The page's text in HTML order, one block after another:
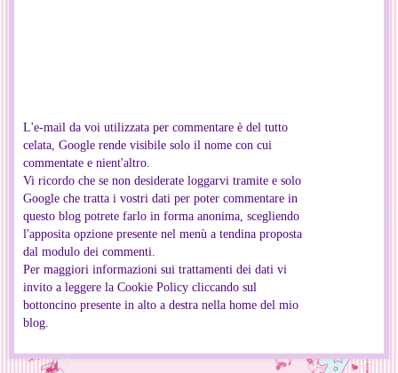
L'e-mail da voi utilizzata per commentare è del tutto
celata, Google rende visibile solo il nome con cui
commentate e nient'altro.
Vi ricordo che se non desiderate loggarvi tramite e solo
Google che tratta i vostri dati per poter commentare in
questo blog potrete farlo in forma anonima, scegliendo
l'apposita opzione presente nel menù a tendina proposta
dal modulo dei commenti.
Per maggiori informazioni sui trattamenti dei dati vi
invito a leggere la Cookie Policy cliccando sul
bottoncino presente in alto a destra nella home del mio
blog.